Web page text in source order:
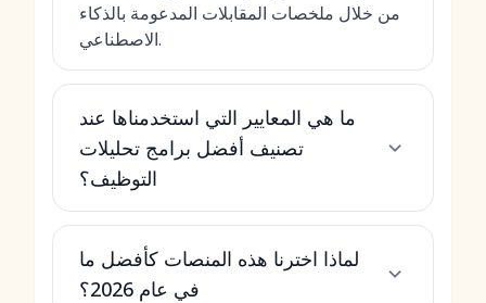
من خلال ملخصات المقابلات المدعومة بالذكاء
الاصطناعي.
ما هي المعايير التي استخدمناها عند
تصنيف أفضل برامج تحليلات
التوظيف؟
لماذا اخترنا هذه المنصات كأفضل ما
في عام 2026؟